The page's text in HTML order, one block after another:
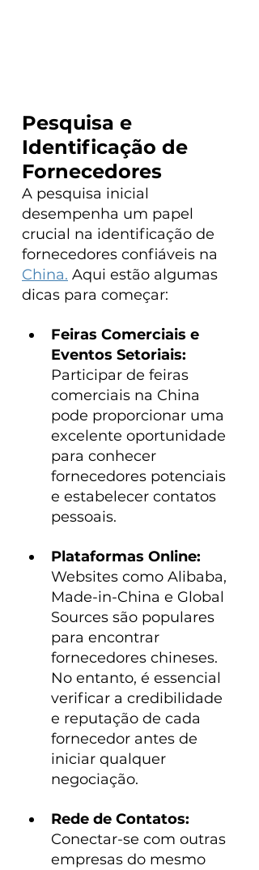
Pesquisa e
Identificação de
Fornecedores
A pesquisa inicial
desempenha um papel
crucial na identificação de
fornecedores confiáveis na
China. Aqui estão algumas
dicas para começar:
Feiras Comerciais e
Eventos Setoriais:
Participar de feiras
comerciais na China
pode proporcionar uma
excelente oportunidade
para conhecer
fornecedores potenciais
e estabelecer contatos
pessoais.
Plataformas Online:
Websites como Alibaba,
Made-in-China e Global
Sources são populares
para encontrar
fornecedores chineses.
No entanto, é essencial
verificar a credibilidade
e reputação de cada
fornecedor antes de
iniciar qualquer
negociação.
Rede de Contatos:
Conectar-se com outras
empresas do mesmo